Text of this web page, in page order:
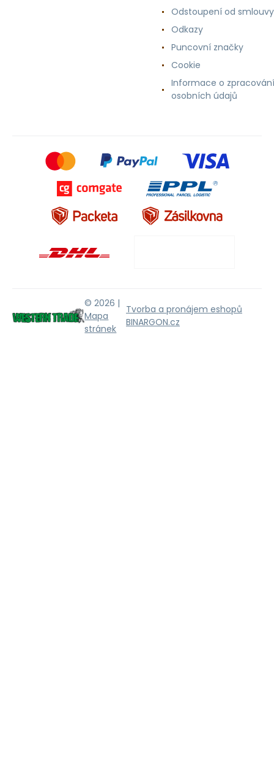
Odstoupení od smlouvy
Odkazy
Puncovní značky
Cookie
Informace o zpracování
osobních údajů
© 2026 |
Mapa
stránek
Tvorba a pronájem eshopů
BINARGON.cz